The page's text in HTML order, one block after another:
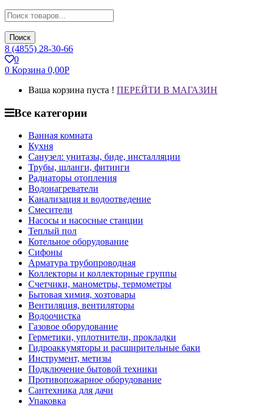
Поиск
8 (4855) 28-30-66
0
0 Корзина 0,00Р
Ваша корзина пуста ! ПЕРЕЙТИ В МАГАЗИН
Все категории
Ванная комната
Кухня
Санузел: унитазы, биде, инсталляции
Трубы, шланги, фитинги
Радиаторы отопления
Водонагреватели
Канализация и водоотведение
Смесители
Насосы и насосные станции
Теплый пол
Котельное оборудование
Сифоны
Арматура трубопроводная
Коллекторы и коллекторные группы
Счетчики, манометры, термометры
Бытовая химия, хозтовары
Вентиляция, вентиляторы
Водоочистка
Газовое оборудование
Герметики, уплотнители, прокладки
Гидроаккумяторы и расширительные баки
Инструмент, метизы
Подключение бытовой техники
Противопожарное оборудование
Сантехника для дачи
Упаковка